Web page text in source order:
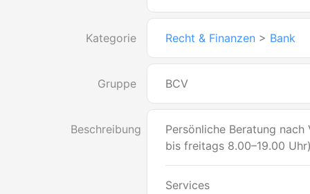
Kategorie Recht & Finanzen > Bank
Gruppe BCV
Beschreibung
Persönliche Beratung
bis freitags 8.00–19.00
Services